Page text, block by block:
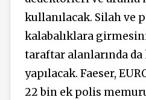
kullanılacak. Silah ve
kalabalıklara
taraftar alanlarında
yapılacak. Faeser,
22 bin ek polis